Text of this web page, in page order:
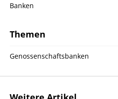
Banken
Themen
Genossenschaftsbanken